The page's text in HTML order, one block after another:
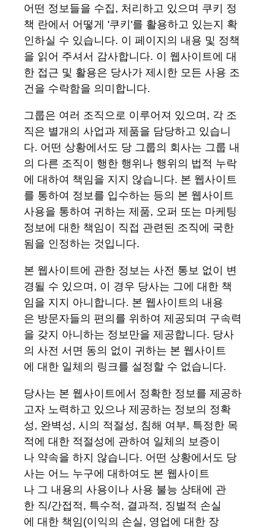
어떤 정보들을 수집, 처리하고 있으며 쿠키 정
책 란에서 어떻게 '쿠키'를 활용하고 있는지 확
인하실 수 있습니다. 이 페이지의 내용 및 정책
을 읽어 주셔서 감사합니다. 이 웹사이트에 대
한 접근 및 활용은 당사가 제시한 모든 사용 조
건을 수락함을 의미합니다.
그룹은 여러 조직으로 이루어져 있으며 , 각 조
직은 별개의 사업과 제품을 담당하고 있습니
다. 어떤 상황에서도 당 그룹의 회사는 그룹 내
의 다른 조직이 행한 행위나 행위의 법적 누락
에 대하여 책임을 지지 않습니다. 본 웹사이트
를 통하여 정보를 입수하는 등의 본 웹사이트
사용을 통하여 귀하는 제품, 오퍼 또는 마케팅
정보에 대한 책임이 직접 관련된 조직에 국한
됨을 인정하는 것입니다.
본 웹사이트에 관한 정보는 사전 통보 없이 변
경될 수 있으며, 이 경우 당사는 그에 대한 책
임을 지지 아니합니다. 본 웹사이트의 내용
은 방문자들의 편의를 위하여 제공되며 구속력
을 갖지 아니하는 정보만을 제공합니다. 당사
의 사전 서면 동의 없이 귀하는 본 웹사이트
에 대한 일체의 링크를 설정할 수 없습니다.
당사는 본 웹사이트에서 정확한 정보를 제공하
고자 노력하고 있으나 제공하는 정보의 정확
성, 완벽성, 시의 적절성, 침해 여부, 특정한 목
적에 대한 적절성에 관하여 일체의 보증이
나 약속을 하지 않습니다. 어떤 상황에서도 당
사는 어느 누구에 대하여도 본 웹사이트
나 그 내용의 사용이나 사용 불능 상태에 관
한 직/간접적, 특수적, 결과적, 징벌적 손실
에 대한 책임(이익의 손실, 영업에 대한 장